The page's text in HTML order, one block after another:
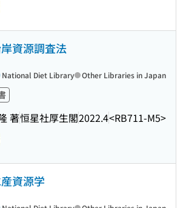
資源調査法
著恒星社厚生閣2022.4<RB711-M5>
National Diet Library Other Libraries in Japan
資源学